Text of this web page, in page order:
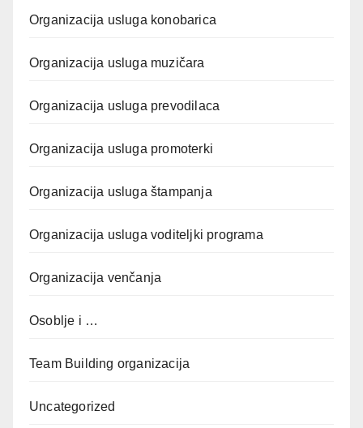
Organizacija usluga konobarica
Organizacija usluga muzičara
Organizacija usluga prevodilaca
Organizacija usluga promoterki
Organizacija usluga štampanja
Organizacija usluga voditeljki programa
Organizacija venčanja
Osoblje i …
Team Building organizacija
Uncategorized